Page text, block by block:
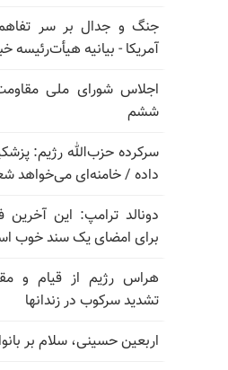
جنگ و جدال بر سر
آمریکا - بیانیه هیأت‌رئیسه
اجلاس شورای ملی
ششم
داده / خامنه‌ای می‌خواهد
دونالد ترامپ: این
برای امضای یک سند خوب
هراس رژیم از قیام و
تشدید سرکوب در زندانها
اربعین حسینی، سلام بر